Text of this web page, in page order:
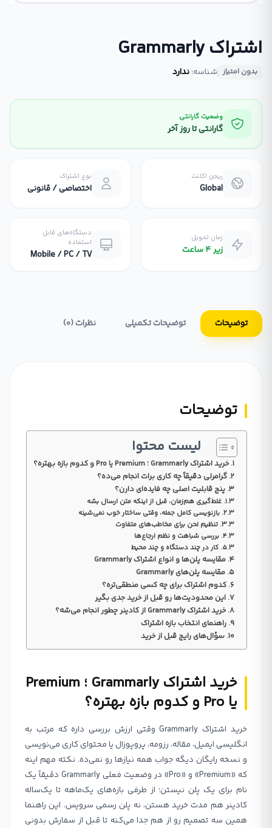
اشتراک Grammarly
بدون امتیاز شناسه:ندارد
وضعیت گارانتی
گارانتی تا روز آخر
ریجن اکانت
Global
نوع اشتراک
اختصاصی / قانونی
زمان تحویل
زیر ۴ ساعت
دستگاه‌های قابل
استفاده
Mobile / PC / TV
توضیحات توضیحات تکمیلی نظرات (0)
توضیحات
لیست محتوا
خرید اشتراک Grammarly ؛ Premium یا Pro و کدوم بازه بهتره؟
گرامرلی دقیقاً چه کاری برات انجام می‌ده؟
پنج قابلیت اصلی چه فایده‌ای دارن؟
غلط‌گیری هم‌زمان، قبل از اینکه متن ارسال بشه
بازنویسی کامل جمله، وقتی ساختار خوب نمی‌شینه
تنظیم لحن برای مخاطب‌های متفاوت
بررسی شباهت و نظم ارجاع‌ها
کار در چند دستگاه و چند محیط
مقایسه پلن‌ها و انواع اشتراک Grammarly
مقایسه پلن‌های Grammarly
کدوم اشتراک برای چه کسی منطقی‌تره؟
این محدودیت‌ها رو قبل از خرید جدی بگیر
خرید اشتراک Grammarly از کادینر چطور انجام می‌شه؟
راهنمای انتخاب بازه اشتراک
سؤال‌های رایج قبل از خرید
خرید اشتراک Grammarly ؛ Premium
یا Pro و کدوم بازه بهتره؟
خرید اشتراک Grammarly وقتی ارزش بررسی داره که مرتب به
انگلیسی ایمیل، مقاله، رزومه، پروپوزال یا محتوای کاری می‌نویسی
و نسخه رایگان دیگه جواب همه نیازها رو نمی‌ده. نکته مهم اینه
که «Premium» و «Pro» در وضعیت فعلی Grammarly دقیقاً یک
نام برای یک پلن نیستن؛ از طرفی بازه‌های یک‌ماهه تا یک‌ساله
کادینر هم مدت خرید هستن، نه پلن رسمی سرویس. این راهنما
همین سه تصمیم رو از هم جدا می‌کنه تا قبل از سفارش بدونی